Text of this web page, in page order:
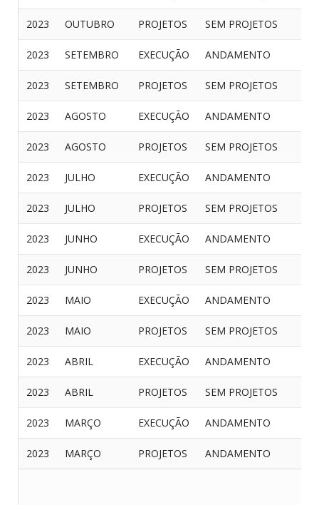
2023 OUTUBRO PROJETOS SEM PROJETOS
2023 SETEMBRO EXECUÇÃO ANDAMENTO
2023 SETEMBRO PROJETOS SEM PROJETOS
2023 AGOSTO EXECUÇÃO ANDAMENTO
2023 AGOSTO PROJETOS SEM PROJETOS
2023 JULHO EXECUÇÃO ANDAMENTO
2023 JULHO PROJETOS SEM PROJETOS
2023 JUNHO EXECUÇÃO ANDAMENTO
2023 JUNHO PROJETOS SEM PROJETOS
2023 MAIO EXECUÇÃO ANDAMENTO
2023 MAIO PROJETOS SEM PROJETOS
2023 ABRIL EXECUÇÃO ANDAMENTO
2023 ABRIL PROJETOS SEM PROJETOS
2023 MARÇO EXECUÇÃO ANDAMENTO
2023 MARÇO PROJETOS ANDAMENTO